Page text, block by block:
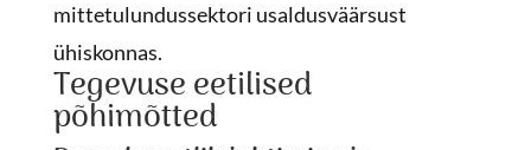
mittetulundussektori usaldusväärsust
ühiskonnas.
Tegevuse eetilised
põhimõtted